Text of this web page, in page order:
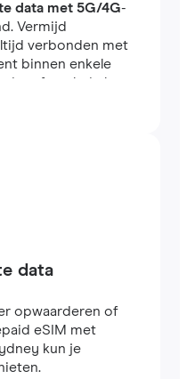
data met 5G/4G-
Vermijd
verbonden met
binnen enkele
of werkt in het
data
opwaarderen of
eSIM met
kun je